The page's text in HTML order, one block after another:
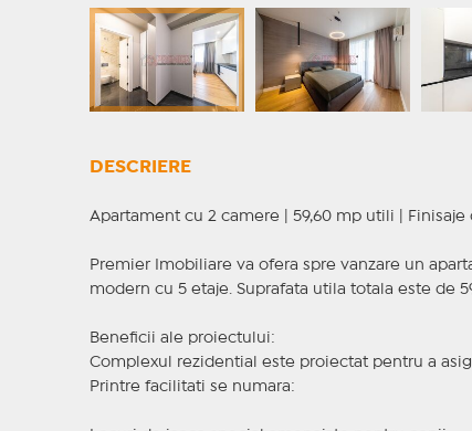
DESCRIERE
Apartament cu 2 camere | 59,60 mp utili | Finisaje
Premier Imobiliare va ofera spre vanzare un
modern cu 5 etaje. Suprafata utila totala este de
Beneficii ale proiectului:
Complexul rezidential este proiectat pentru a
Printre facilitati se numara: